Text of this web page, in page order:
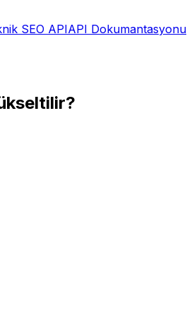
SEO APIAPI Dokumantasyonu